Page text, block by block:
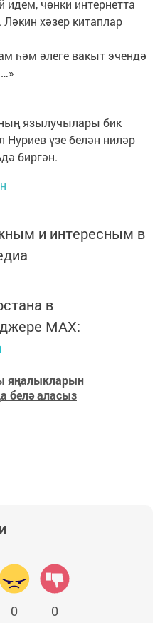
чөнки интернетта
хәзер китаплар
һәм әлеге вакыт эчендә
язылучылары бик
Нуриев үзе белән ниләр
биргән.
и интересным в
в
MАХ:
яңалыкларын
белә аласыз
0 0